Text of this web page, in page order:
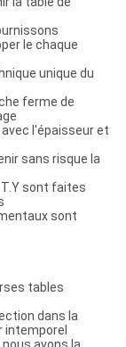
le chaque
unique du
ferme de
l'épaisseur et
sans risque la
sont faites
sont
tables
dans la
intemporel